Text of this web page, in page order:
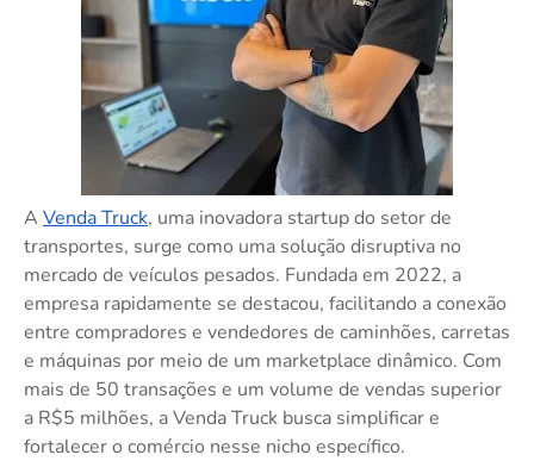
A Venda Truck, uma inovadora startup do setor de
transportes, surge como uma solução disruptiva no
mercado de veículos pesados. Fundada em 2022, a
empresa rapidamente se destacou, facilitando a conexão
entre compradores e vendedores de caminhões, carretas
e máquinas por meio de um marketplace dinâmico. Com
mais de 50 transações e um volume de vendas superior
a R$5 milhões, a Venda Truck busca simplificar e
fortalecer o comércio nesse nicho específico.